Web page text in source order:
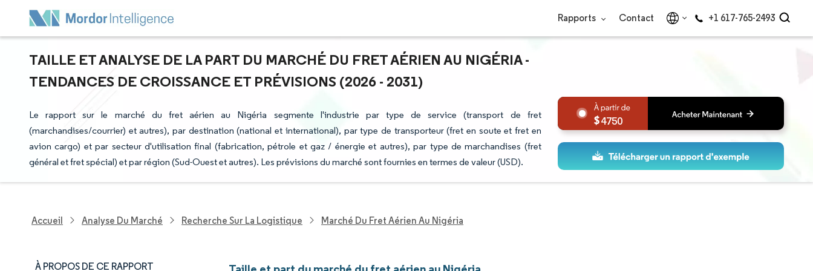
Rapports Contact +1 617-765-2493
TAILLE ET ANALYSE DE LA PART DU MARCHÉ DU FRET AÉRIEN AU NIGÉRIA -
TENDANCES DE CROISSANCE ET PRÉVISIONS (2026 - 2031)
Le rapport sur le marché du fret aérien au Nigéria segmente l'industrie par type de service (transport de fret
(marchandises/courrier) et autres), par destination (national et international), par type de transporteur (fret en soute et fret en
avion cargo) et par secteur d'utilisation final (fabrication, pétrole et gaz / énergie et autres), par type de marchandises (fret
général et fret spécial) et par région (Sud-Ouest et autres). Les prévisions du marché sont fournies en termes de valeur (USD).
4750
Accueil Analyse Du Marché Recherche Sur La Logistique Marché Du Fret Aérien Au Nigéria
À PROPOS DE CE RAPPORT